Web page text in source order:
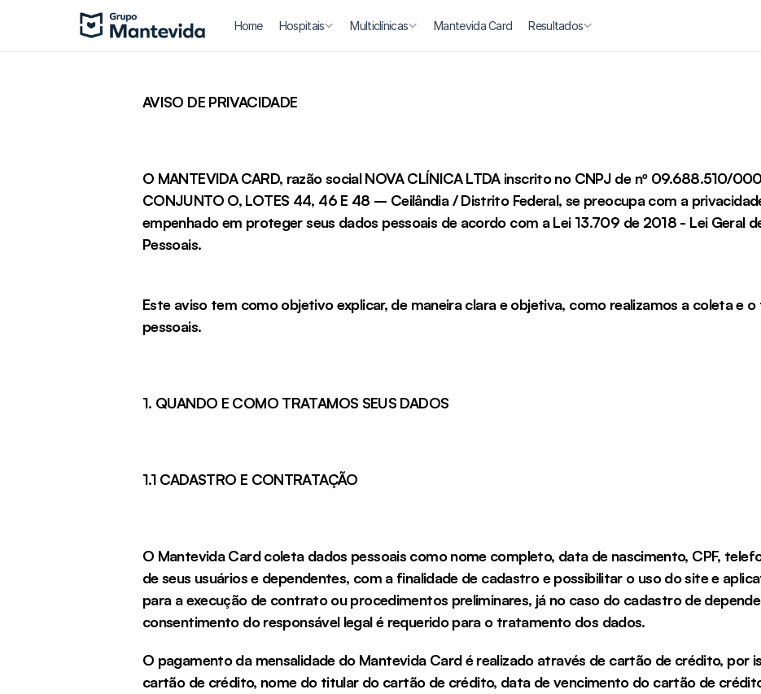
Home Hospitais Multiclínicas Mantevida Card Resultados
AVISO DE PRIVACIDADE
O MANTEVIDA CARD, razão social NOVA CLÍNICA LTDA inscrito no CNPJ de nº 09.688.510/
CONJUNTO O, LOTES 44, 46 E 48 – Ceilândia / Distrito Federal, se preocupa com a
empenhado em proteger seus dados pessoais de acordo com a Lei 13.709 de 2018 - Lei Geral
Pessoais.
Este aviso tem como objetivo explicar, de maneira clara e objetiva, como realizamos a coleta e
pessoais.
1. QUANDO E COMO TRATAMOS SEUS DADOS
1.1 CADASTRO E CONTRATAÇÃO
O Mantevida Card coleta dados pessoais como nome completo, data de nascimento, CPF,
de seus usuários e dependentes, com a finalidade de cadastro e possibilitar o uso do site e
para a execução de contrato ou procedimentos preliminares, já no caso do cadastro de
consentimento do responsável legal é requerido para o tratamento dos dados.
O pagamento da mensalidade do Mantevida Card é realizado através de cartão de crédito, por
cartão de crédito, nome do titular do cartão de crédito, data de vencimento do cartão de